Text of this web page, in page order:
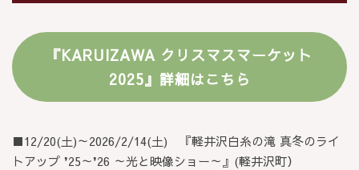
『KARUIZAWA クリスマスマーケット
2025』詳細はこちら
■12/20(土)～2026/2/14(土) 『軽井沢白糸の滝 真冬のライ
トアップ ❜25～❜26 ～光と映像ショー～』(軽井沢町）